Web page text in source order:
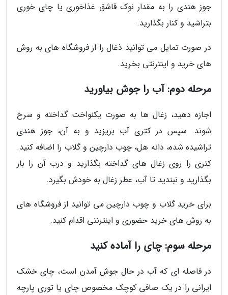
جوز هندی را به مقدار نوک قاشق غذاخوری یا چای خوری
بتراشید و کنار بگذارید.
در صورت تمایل می توانید ذغال را از فروشگاه های به روش
های خرید و اینترنتی بخرید.
مرحله دوم: آب را جوش بیاورید
اجازه دهید، زغال ها به صورت یکنواخت گداخته و سرخ
شوند. سپس در کتری آب بریزید و به آن، جوز هندی
تراشیده شده، دانه هل، چوب دارچین و گلاب را اضافه کنید.
کتری را روی زغال های گداخته بگذارید و درب آن را باز
بگذارید و نبندید تا آب، عطر زغال به خودش بگیرد.
برای خرید گلاب و چوب دارچین می توانید از فروشگاه های
به روش های خرید حضوری و اینترنتی اقدام کنید.
مرحله سوم: چای را آماده کنید
در فاصله ای که آب در حال جوش آمدن است، چای خشک
ایرانی را در یک صافی کوچک مخصوص چای یا توری پارچه